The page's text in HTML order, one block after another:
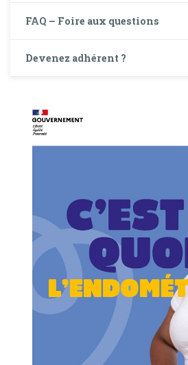
FAQ – Foire aux questions
Devenez adhérent ?